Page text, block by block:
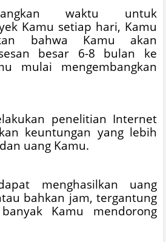
waktu untuk
Kamu setiap hari, Kamu
bahwa Kamu akan
besar 6-8 bulan ke
mulai mengembangkan
penelitian Internet
keuntungan yang lebih
uang Kamu.
menghasilkan uang
bahkan jam, tergantung
Kamu mendorong